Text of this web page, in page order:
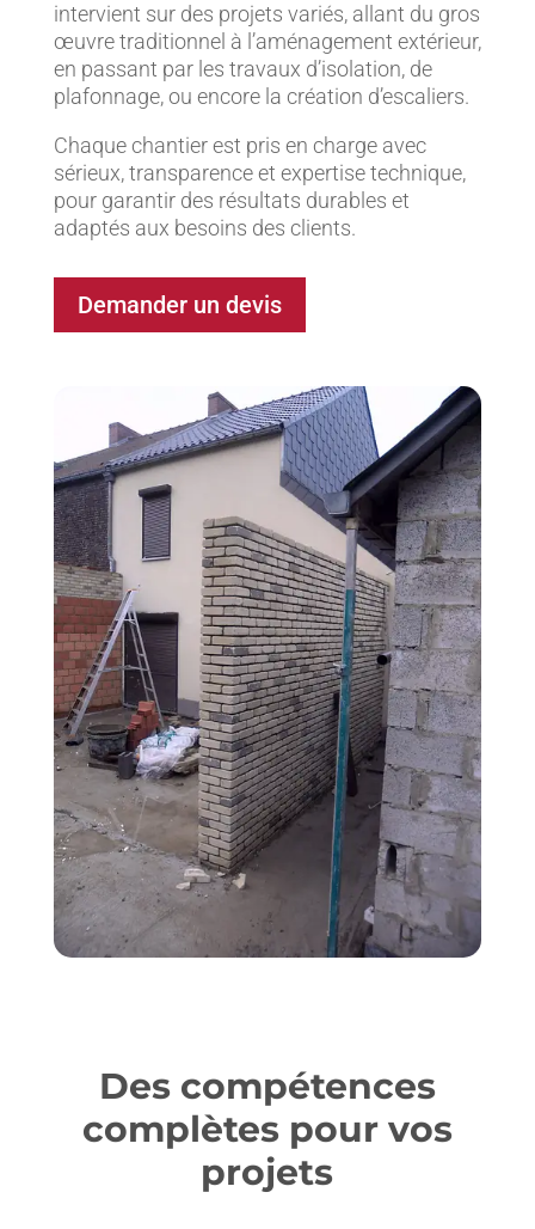
intervient sur des projets variés, allant du gros
œuvre traditionnel à l’aménagement extérieur,
en passant par les travaux d’isolation, de
plafonnage, ou encore la création d’escaliers.
Chaque chantier est pris en charge avec
sérieux, transparence et expertise technique,
pour garantir des résultats durables et
adaptés aux besoins des clients.
Demander un devis
Des compétences
complètes pour vos
projets